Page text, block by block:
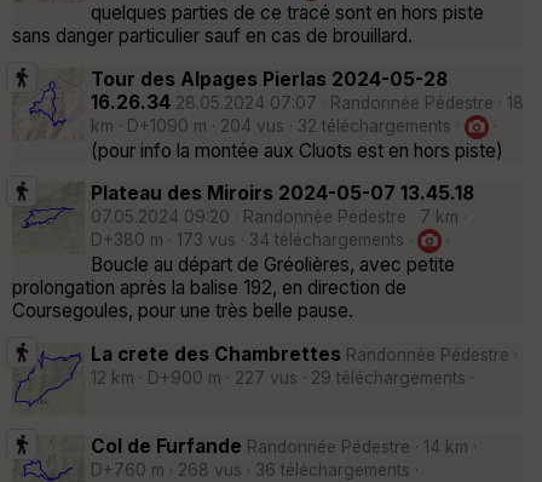
quelques parties de ce tracé sont en hors piste
sans danger particulier sauf en cas de brouillard.
Tour des Alpages Pierlas 2024-05-28
16.26.34 28.05.2024 07:07 · Randonnée Pédestre · 18
km · D+1090 m · 204 vus · 32 téléchargements ·
·
(pour info la montée aux Cluots est en hors piste)
Plateau des Miroirs 2024-05-07 13.45.18
07.05.2024 09:20 · Randonnée Pédestre · 7 km ·
D+380 m · 173 vus · 34 téléchargements ·
·
Boucle au départ de Gréolières, avec petite
prolongation après la balise 192, en direction de
Coursegoules, pour une très belle pause.
La crete des Chambrettes Randonnée Pédestre ·
12 km · D+900 m · 227 vus · 29 téléchargements ·
Col de Furfande Randonnée Pédestre · 14 km ·
D+760 m · 268 vus · 36 téléchargements ·